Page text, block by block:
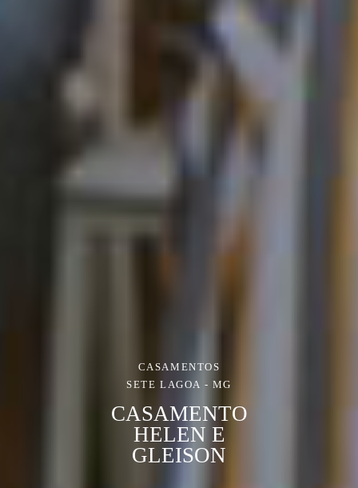
CASAMENTOS
SETE LAGOA - MG
CASAMENTO
HELEN E
GLEISON